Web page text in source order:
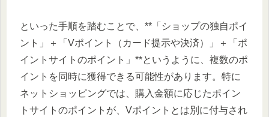
といった手順を踏むことで、**「ショップの独自ポイ
ント」＋「Vポイント（カード提示や決済）」＋「ポ
イントサイトのポイント」**というように、複数のポ
イントを同時に獲得できる可能性があります。特に
ネットショッピングでは、購入金額に応じたポイン
トサイトのポイントが、Vポイントとは別に付与され